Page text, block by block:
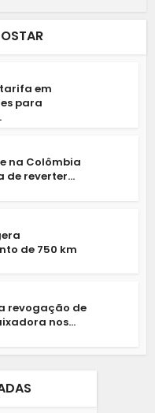
em
para
na Colômbia
de reverter...
de 750 km
revogação de
nos...